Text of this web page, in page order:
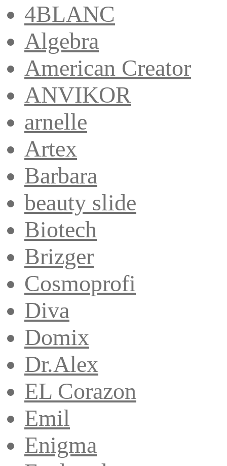
4BLANC
Algebra
American Creator
ANVIKOR
arnelle
Artex
Barbara
beauty slide
Biotech
Brizger
Cosmoprofi
Diva
Domix
Dr.Alex
EL Corazon
Emil
Enigma